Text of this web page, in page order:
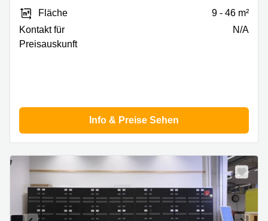
Fläche
9 - 46 m²
Kontakt für
Preisauskunft
N/A
Info & Preise Sehen